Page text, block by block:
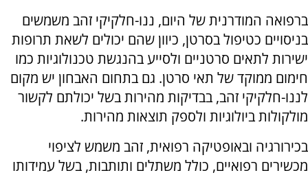
ברפואה המודרנית של היום, ננו-חלקיקי זהב משמשים
בניסויים כטיפול בסרטן, כיוון שהם יכולים לשאת תרופות
ישירות לתאים סרטניים ולסייע בהנגשת טכנולוגיות כמו
חימום ממוקד של תאי סרטן. גם בתחום האבחון יש מקום
לננו-חלקיקי זהב, בבדיקות מהירות בשל יכולתם לקשור
מולקולות ביולוגיות ולספק תוצאות מהירות.
בכירורגיה ובאופטיקה רפואית, זהב משמש לציפוי
מכשירים רפואיים, כולל משתלים ותותבות, בשל עמידותו